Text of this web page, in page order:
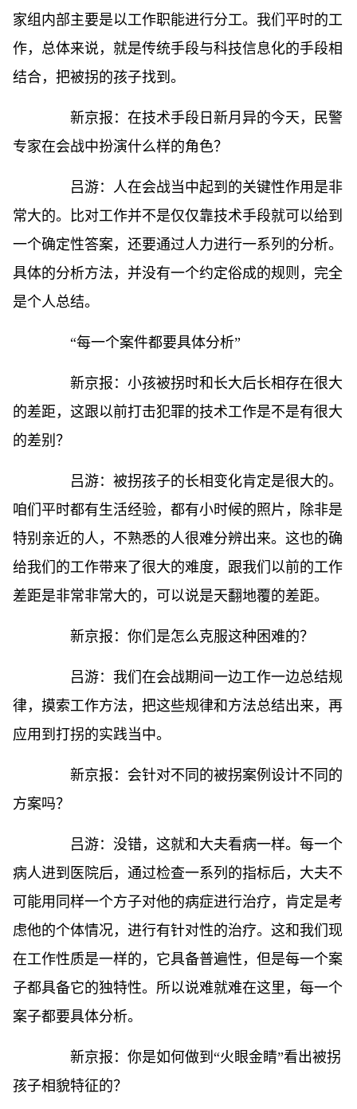
家组内部主要是以工作职能进行分工。我们平时的工
作，总体来说，就是传统手段与科技信息化的手段相
结合，把被拐的孩子找到。
新京报：在技术手段日新月异的今天，民警
专家在会战中扮演什么样的角色？
吕游：人在会战当中起到的关键性作用是非
常大的。比对工作并不是仅仅靠技术手段就可以给到
一个确定性答案，还要通过人力进行一系列的分析。
具体的分析方法，并没有一个约定俗成的规则，完全
是个人总结。
“每一个案件都要具体分析”
新京报：小孩被拐时和长大后长相存在很大
的差距，这跟以前打击犯罪的技术工作是不是有很大
的差别？
吕游：被拐孩子的长相变化肯定是很大的。
咱们平时都有生活经验，都有小时候的照片，除非是
特别亲近的人，不熟悉的人很难分辨出来。这也的确
给我们的工作带来了很大的难度，跟我们以前的工作
差距是非常非常大的，可以说是天翻地覆的差距。
新京报：你们是怎么克服这种困难的？
吕游：我们在会战期间一边工作一边总结规
律，摸索工作方法，把这些规律和方法总结出来，再
应用到打拐的实践当中。
新京报：会针对不同的被拐案例设计不同的
方案吗？
吕游：没错，这就和大夫看病一样。每一个
病人进到医院后，通过检查一系列的指标后，大夫不
可能用同样一个方子对他的病症进行治疗，肯定是考
虑他的个体情况，进行有针对性的治疗。这和我们现
在工作性质是一样的，它具备普遍性，但是每一个案
子都具备它的独特性。所以说难就难在这里，每一个
案子都要具体分析。
新京报：你是如何做到“火眼金睛”看出被拐
孩子相貌特征的？